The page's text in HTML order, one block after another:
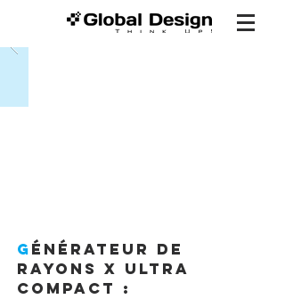
Générateur de
rayons X ultra
compact :